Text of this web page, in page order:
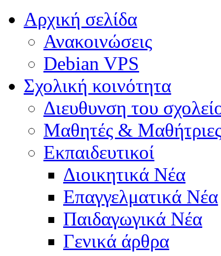
Αρχική σελίδα
Ανακοινώσεις
Debian VPS
Σχολική κοινότητα
Διευθυνση του
Μαθητές &
Εκπαιδευτικοί
Διοικητικά Νέα
Επαγγελματικά Νέα
Παιδαγωγικά Νέα
Γενικά άρθρα